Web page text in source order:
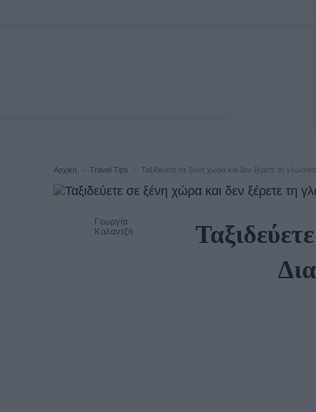
Αρχική Travel Tips Ταξιδεύετε σε ξένη χώρα και δεν ξέρετε τη
Γεωργία
Καλαντζή